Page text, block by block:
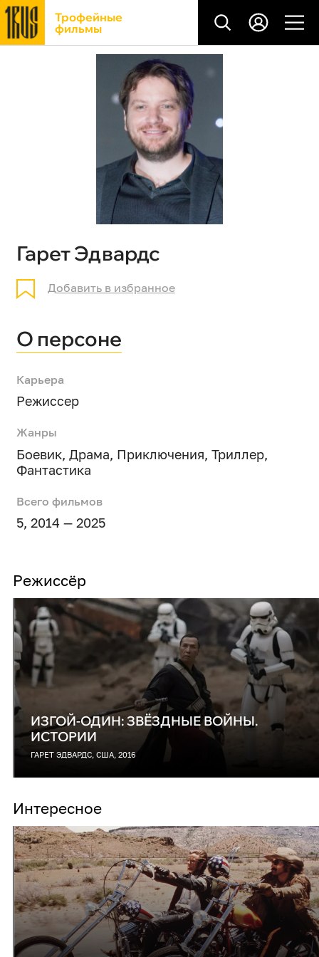
Трофейные
фильмы
Гарет Эдвардс
Добавить в избранное
О персоне
Карьера
Режиссер
Жанры
Боевик, Драма, Приключения, Триллер,
Фантастика
Всего фильмов
5, 2014 — 2025
Режиссёр
ИЗГОЙ-ОДИН: ЗВЁЗДНЫЕ ВОЙНЫ.
ИСТОРИИ
ГАРЕТ ЭДВАРДС, США, 2016
Интересное